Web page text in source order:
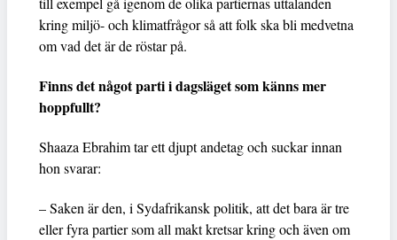
kring miljö- och klimatfrågor så att folk ska bli medvetna
om vad det är de röstar på.
Finns det något parti i dagsläget som känns mer
hoppfullt?
Shaaza Ebrahim tar ett djupt andetag och suckar innan
hon svarar:
– Saken är den, i Sydafrikansk politik, att det bara är tre
eller fyra partier som all makt kretsar kring och även om